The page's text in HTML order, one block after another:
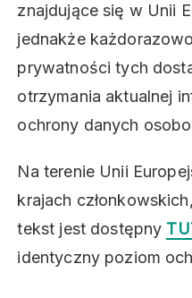
znajdujące się w Unii
jednakże
prywatności tych
otrzymania aktualnej
ochrony danych
Na terenie Unii
krajach
tekst jest dostępny
identyczny poziom